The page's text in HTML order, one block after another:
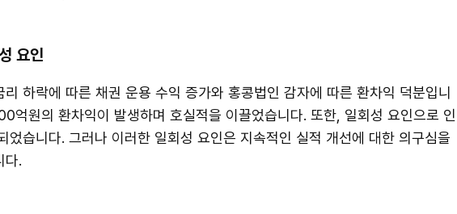
요인
하락에 따른 채권 운용 수익 증가와 홍콩법인 감자에 따른 환차익 덕분입니
억원의 환차익이 발생하며 호실적을 이끌었습니다. 또한, 일회성 요인으로 인
었습니다. 그러나 이러한 일회성 요인은 지속적인 실적 개선에 대한 의구심을
다.